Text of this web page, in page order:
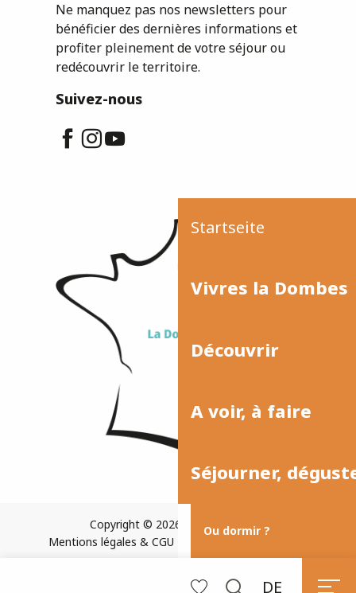
Startseite
Vivres la Dombes
Découvrir
A voir, à faire
Séjourner,
Ou dormir ?
DE
Ne manquez pas nos newsletters pour
bénéficier des dernières informations et
profiter pleinement de votre séjour ou
redécouvrir le territoire.
Suivez-nous
Copyright © 2026
Plan du site
Mentions légales & CGU